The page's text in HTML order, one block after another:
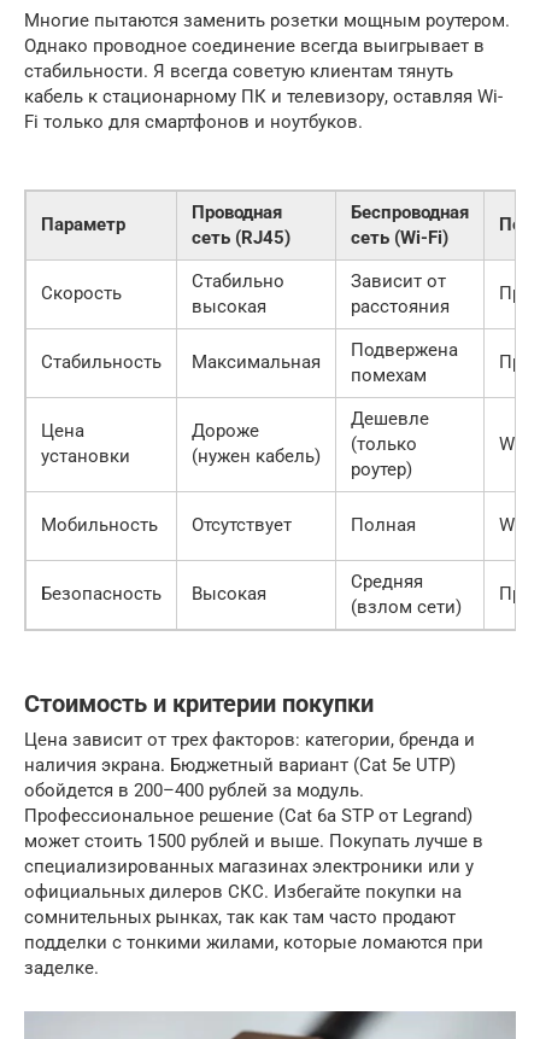
Многие пытаются заменить розетки мощным роутером.
Однако проводное соединение всегда выигрывает в
стабильности. Я всегда советую клиентам тянуть
кабель к стационарному ПК и телевизору, оставляя Wi-
Fi только для смартфонов и ноутбуков.
Параметр
Проводная
сеть (RJ45)
Беспроводная
сеть (Wi-Fi)
Скорость
Стабильно
высокая
Зависит от
расстояния
Стабильность Максимальная
Подвержена
помехам
Цена
установки
Дороже
(нужен кабель)
Дешевле
(только
роутер)
Wi-Fi
Мобильность Отсутствует Полная Wi-Fi
Безопасность Высокая
Средняя
(взлом сети)
Стоимость и критерии покупки
Цена зависит от трех факторов: категории, бренда и
наличия экрана. Бюджетный вариант (Cat 5e UTP)
обойдется в 200–400 рублей за модуль.
Профессиональное решение (Cat 6a STP от Legrand)
может стоить 1500 рублей и выше. Покупать лучше в
специализированных магазинах электроники или у
официальных дилеров СКС. Избегайте покупки на
сомнительных рынках, так как там часто продают
подделки с тонкими жилами, которые ломаются при
заделке.